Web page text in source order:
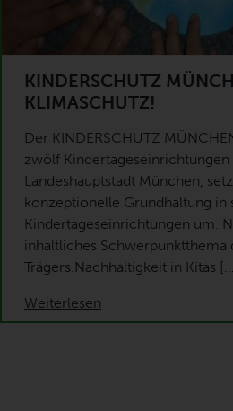
KINDERSCHUTZ
KLIMASCHUTZ!
Der KINDERSCHUTZ
zwölf Kindertageseinrichtungen
Landeshauptstadt München,
konzeptionelle Grundhaltung in
Kindertageseinrichtungen um.
inhaltliches Schwerpunktthema
Trägers.Nachhaltigkeit in Kitas
Weiterlesen